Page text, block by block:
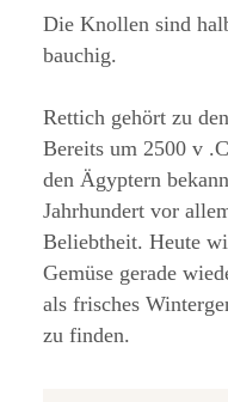
Die Knollen sind
bauchig.
Rettich gehört zu
Bereits um 2500 v
den Ägyptern
Jahrhundert vor
Beliebtheit. Heute
Gemüse gerade
als frisches
zu finden.